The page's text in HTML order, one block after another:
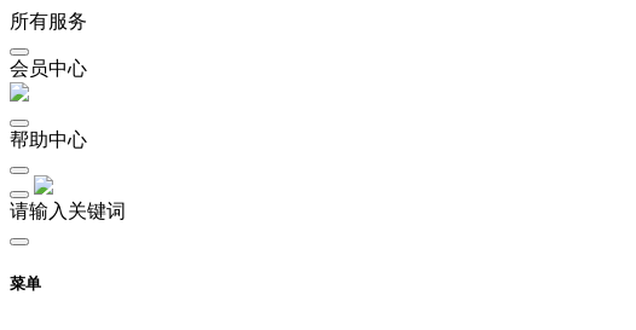
所有服务
会员中心
帮助中心
请输入关键词
菜单